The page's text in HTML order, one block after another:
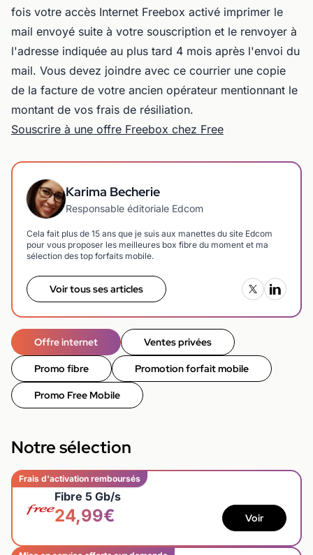
fois votre accès Internet Freebox activé imprimer le
mail envoyé suite à votre souscription et le renvoyer à
l'adresse indiquée au plus tard 4 mois après l'envoi du
mail. Vous devez joindre avec ce courrier une copie
de la facture de votre ancien opérateur mentionnant le
montant de vos frais de résiliation.
Souscrire à une offre Freebox chez Free
Karima Becherie
Responsable éditoriale Edcom
Cela fait plus de 15 ans que je suis aux manettes du site Edcom
pour vous proposer les meilleures box fibre du moment et ma
sélection des top forfaits mobile.
Voir tous ses articles
Offre internet Ventes privées
Promo fibre Promotion forfait mobile
Promo Free Mobile
Notre sélection
Frais d'activation remboursés
Fibre 5 Gb/s
24,99€ Voir